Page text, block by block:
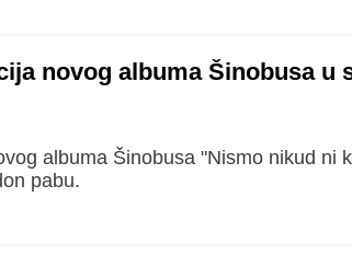
novog albuma Šinobusa u
albuma Šinobusa "Nismo nikud ni
pabu.